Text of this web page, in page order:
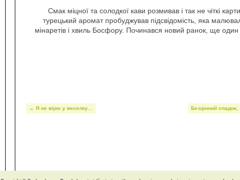
Смак міцної та солодкої кави розмивав і так не чіткі
турецький аромат пробуджував підсвідомість, яка
мінаретів і хвиль Босфору. Починався новий ранок, ще
← Я не вірю у веселку… Безцінний